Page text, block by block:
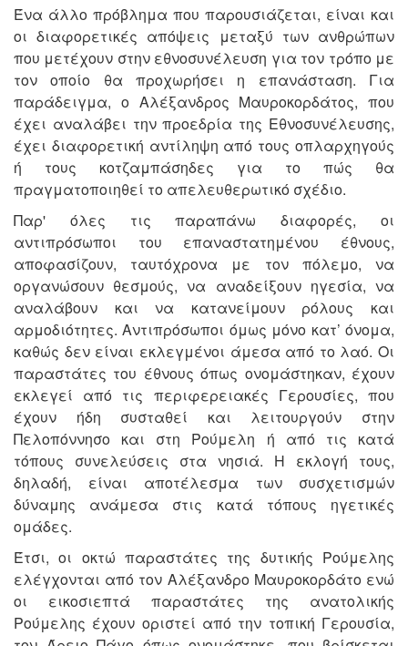
Ένα άλλο πρόβλημα που παρουσιάζεται, είναι και
οι διαφορετικές απόψεις μεταξύ των ανθρώπων
που μετέχουν στην εθνοσυνέλευση για τον τρόπο με
τον οποίο θα προχωρήσει η επανάσταση. Για
παράδειγμα, ο Αλέξανδρος Μαυροκορδάτος, που
έχει αναλάβει την προεδρία της Εθνοσυνέλευσης,
έχει διαφορετική αντίληψη από τους οπλαρχηγούς
ή τους κοτζαμπάσηδες για το πώς θα
πραγματοποιηθεί το απελευθερωτικό σχέδιο.
Παρ' όλες τις παραπάνω διαφορές, οι
αντιπρόσωποι του επαναστατημένου έθνους,
αποφασίζουν, ταυτόχρονα με τον πόλεμο, να
οργανώσουν θεσμούς, να αναδείξουν ηγεσία, να
αναλάβουν και να κατανείμουν ρόλους και
αρμοδιότητες. Αντιπρόσωποι όμως μόνο κατ’ όνομα,
καθώς δεν είναι εκλεγμένοι άμεσα από το λαό. Οι
παραστάτες του έθνους όπως ονομάστηκαν, έχουν
εκλεγεί από τις περιφερειακές Γερουσίες, που
έχουν ήδη συσταθεί και λειτουργούν στην
Πελοπόννησο και στη Ρούμελη ή από τις κατά
τόπους συνελεύσεις στα νησιά. Η εκλογή τους,
δηλαδή, είναι αποτέλεσμα των συσχετισμών
δύναμης ανάμεσα στις κατά τόπους ηγετικές
ομάδες.
Έτσι, οι οκτώ παραστάτες της δυτικής Ρούμελης
ελέγχονται από τον Αλέξανδρο Μαυροκορδάτο ενώ
οι εικοσιεπτά παραστάτες της ανατολικής
Ρούμελης έχουν οριστεί από την τοπική Γερουσία,